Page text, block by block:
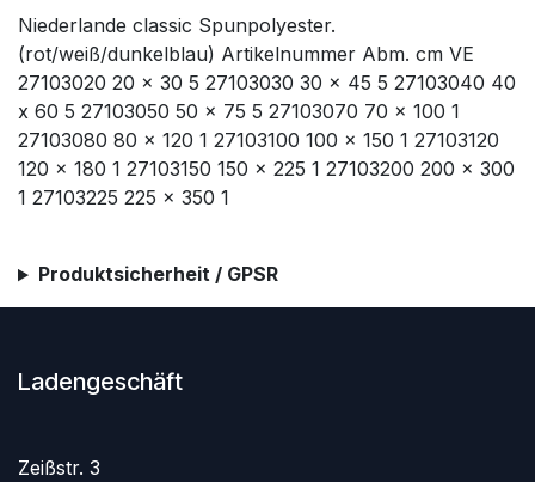
Niederlande classic Spunpolyester.
(rot/weiß/dunkelblau) Artikelnummer Abm. cm VE
27103020 20 x 30 5 27103030 30 x 45 5 27103040 40
x 60 5 27103050 50 x 75 5 27103070 70 x 100 1
27103080 80 x 120 1 27103100 100 x 150 1 27103120
120 x 180 1 27103150 150 x 225 1 27103200 200 x 300
1 27103225 225 x 350 1
Produktsicherheit / GPSR
Ladengeschäft
Zeißstr. 3